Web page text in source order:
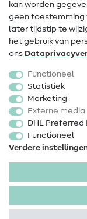
Herroepingsrecht
Populair
Fournituren
Sale
kan worden
geen toestemming
later tijdstip te
het gebruik van
ons
Functioneel
Statistiek
Marketing
Externe media
DHL Preferred
Functioneel
Verdere
Colofon Privacy